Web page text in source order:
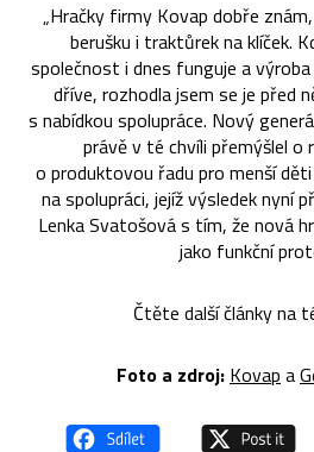
„Hračky firmy Kovap dobře
berušku i traktůrek na klíček.
společnost i dnes funguje a
dříve, rozhodla jsem se je před
s nabídkou spolupráce. Nový
právě v té chvíli přemýšlel
o produktovou řadu pro menší
na spolupráci, jejíž výsledek nyní
Lenka Svatošová s tím, že nová
jako funkční
Čtěte další články na
Foto a zdroj: Kovap a